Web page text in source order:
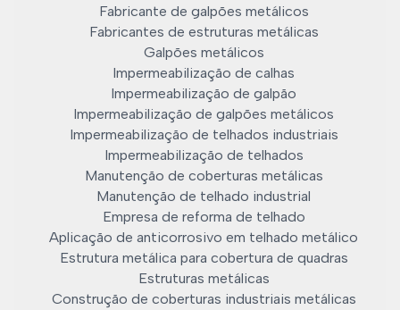
Fabricante de galpões metálicos
Fabricantes de estruturas metálicas
Galpões metálicos
Impermeabilização de calhas
Impermeabilização de galpão
Impermeabilização de galpões metálicos
Impermeabilização de telhados industriais
Impermeabilização de telhados
Manutenção de coberturas metálicas
Manutenção de telhado industrial
Empresa de reforma de telhado
Aplicação de anticorrosivo em telhado metálico
Estrutura metálica para cobertura de quadras
Estruturas metálicas
Construção de coberturas industriais metálicas